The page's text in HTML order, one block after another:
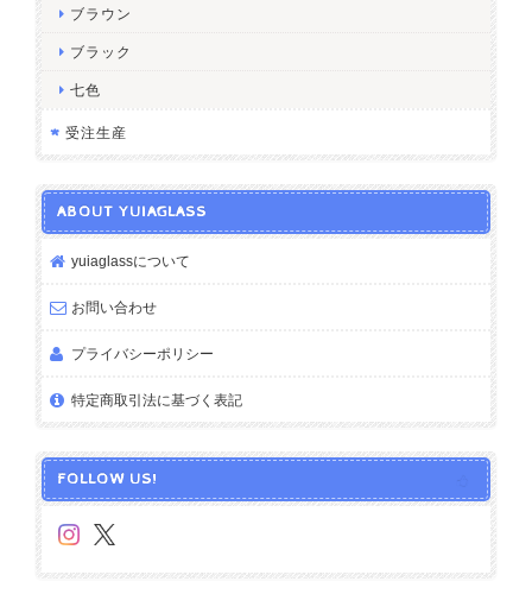
ブラウン
ブラック
七色
受注生産
ABOUT YUIAGLASS
yuiaglassについて
お問い合わせ
プライバシーポリシー
特定商取引法に基づく表記
FOLLOW US!